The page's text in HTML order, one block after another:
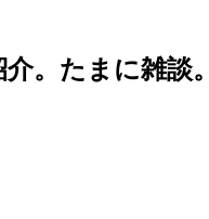
。たまに雑談。